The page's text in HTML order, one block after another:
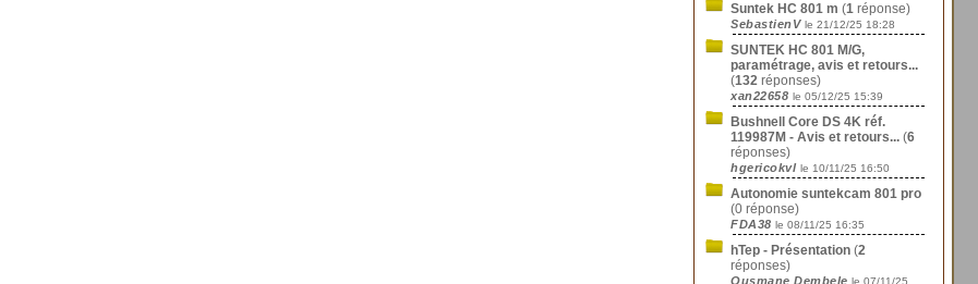
Suntek HC 801 m (1 réponse)
SebastienV le 21/12/25 18:28
SUNTEK HC 801 M/G,
paramétrage, avis et retours...
(132 réponses)
xan22658 le 05/12/25 15:39
Bushnell Core DS 4K réf.
119987M - Avis et retours... (6
réponses)
hgericokvl le 10/11/25 16:50
Autonomie suntekcam 801 pro
(0 réponse)
FDA38 le 08/11/25 16:35
hTep - Présentation (2
réponses)
Ousmane Dembele le 07/11/25